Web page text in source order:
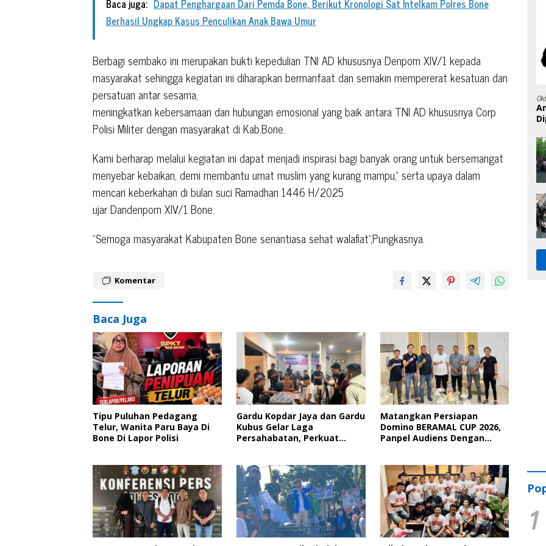
Baca juga: Dapat Penghargaan Dari Pemda Bone, Berikut Kronologi Sat Intelkam Polres Bone
Berhasil Ungkap Kasus Penculikan Anak Bawa Umur
Berbagi sembako ini merupakan bukti kepedulian TNI AD khususnya Denpom XIV/1 kepada
masyarakat sehingga kegiatan ini diharapkan bermanfaat dan semakin mempererat kesatuan dan
persatuan antar sesama,
meningkatkan kebersamaan dan hubungan emosional yang baik antara TNI AD khususnya Corp
Polisi Militer dengan masyarakat di Kab.Bone.
Kami berharap melalui kegiatan ini dapat menjadi inspirasi bagi banyak orang untuk bersemangat
menyebar kebaikan, demi membantu umat muslim yang kurang mampu,” serta upaya dalam
mencari keberkahan di bulan suci Ramadhan 1446 H/2025
ujar Dandenpom XIV/1 Bone.
“Semoga masyarakat Kabupaten Bone senantiasa sehat walafiat”,Pungkasnya.
Komentar
Baca Juga
Tipu Puluhan Pedagang
Telur, Wanita Paru Baya Di
Bone Di Lapor Polisi
Gardu Kopdar Jaya dan Gardu
Kubus Gelar Laga
Persahabatan, Perkuat
Matangkan Persiapan
Domino BERAMAL CUP 2026,
Panpel Audiens Dengan
1